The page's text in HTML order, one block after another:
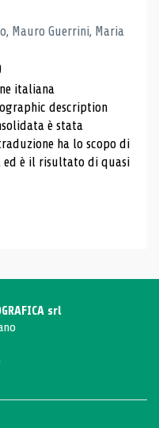
Mauro Guerrini, Maria
italiana
description
è stata
ha lo scopo di
è il risultato di quasi
srl